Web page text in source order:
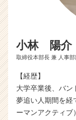
小林 陽介
取締役本部長 兼 人事部
【経歴】
大学卒業後、バン
夢追い人期間を経
ーマンアクティブ